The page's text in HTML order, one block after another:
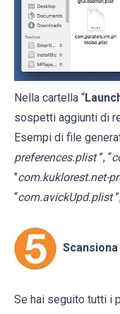
Nella cartella “
sospetti aggiunti di
Esempi di file
preferences.plist ”, “
"com.kuklorest.net-
“com.avickUpd.plist
Se hai seguito tutti i